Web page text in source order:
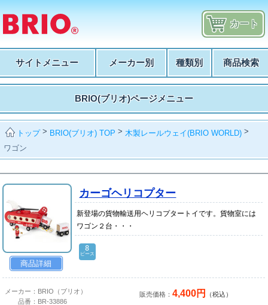
カート
サイトメニュー メーカー別 種類別 商品検索
BRIO(ブリオ)ページメニュー
トップ> BRIO(ブリオ) TOP > 木製レールウェイ(BRIO WORLD) >
ワゴン
商品詳細
カーゴヘリコプター
新登場の貨物輸送用ヘリコプタートイです。貨物室には
ワゴン２台・・・
8
ピース
メーカー： BRIO（ブリオ）
品番： BR-33886
販売価格：4,400円 （税込）